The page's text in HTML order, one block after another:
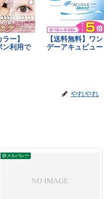
やれやれ
@メルバレー